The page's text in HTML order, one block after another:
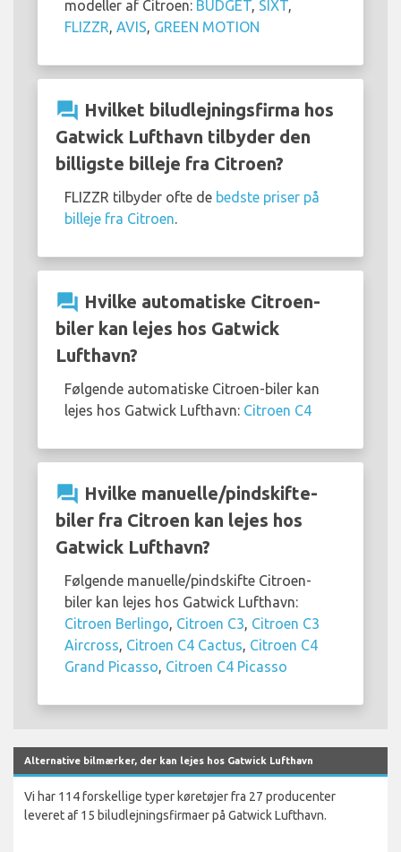
modeller af Citroen: BUDGET SIXT
FLIZZR AVIS GREEN MOTION
question_answer Hvilket biludlejningsfirma hos
Gatwick Lufthavn tilbyder den
billigste billeje fra Citroen?
FLIZZR tilbyder ofte de bedste priser på
billeje fra Citroen
question_answer Hvilke automatiske Citroen-
biler kan lejes hos Gatwick
Lufthavn?
Følgende automatiske Citroen-biler kan
lejes hos Gatwick Lufthavn: Citroen C4
question_answer Hvilke manuelle/pindskifte-
biler fra Citroen kan lejes hos
Gatwick Lufthavn?
Følgende manuelle/pindskifte Citroen-
biler kan lejes hos Gatwick Lufthavn:
Citroen Berlingo Citroen C3 Citroen C3
Aircross Citroen C4 Cactus Citroen C4
Grand Picasso Citroen C4 Picasso
Alternative bilmærker, der kan lejes hos Gatwick Lufthavn
Vi har 114 forskellige typer køretøjer fra 27 producenter
leveret af 15 biludlejningsfirmaer på Gatwick Lufthavn.